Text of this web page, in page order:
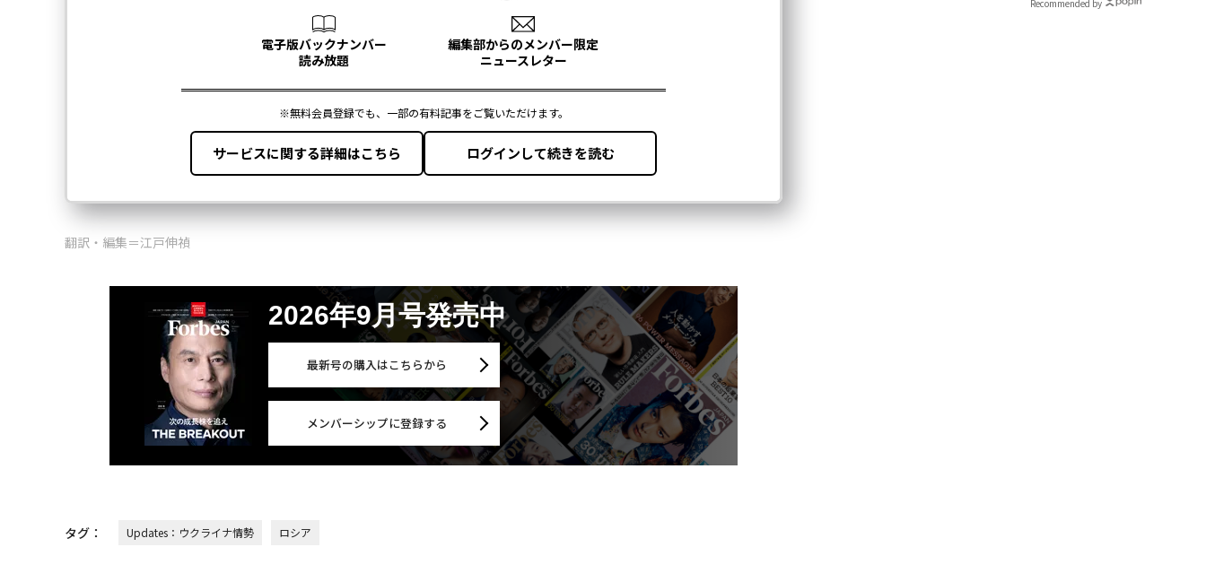
翻訳・編集＝江戸伸禎
2026年9月号発売中
最新号の購入はこちらから
メンバーシップに登録する
タグ： Updates：ウクライナ情勢 ロシア
Recommended by